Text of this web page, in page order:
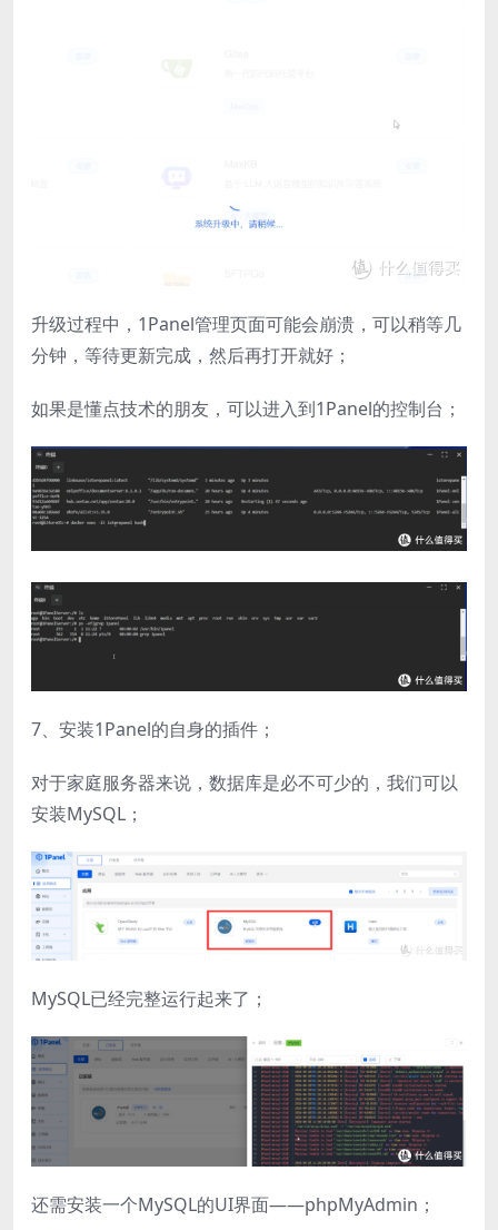
升级过程中，1Panel管理页面可能会崩溃，​可以稍等几
分钟，等待更新完成，然后再打开就好；
如果是懂点技术的朋友，可以进入到1Panel的控制台；
7、安装1Panel的自身的插件；
对于家庭服务器来说，数据库是必不可少的，我们可以
安装MySQL​；
​MySQL已经完整运行起来了；
还需安装一个MySQL的UI界面——phpMyAdmin；